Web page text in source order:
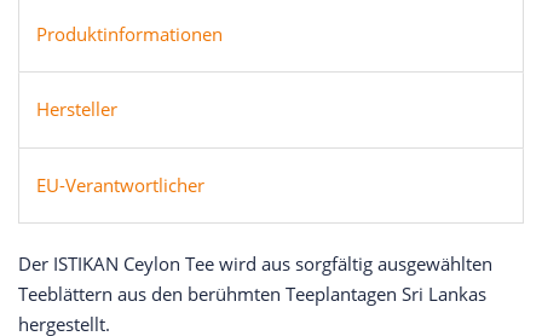
Produktinformationen
Hersteller
EU-Verantwortlicher
Der ISTIKAN Ceylon Tee wird aus sorgfältig ausgewählten
Teeblättern aus den berühmten Teeplantagen Sri Lankas
hergestellt.